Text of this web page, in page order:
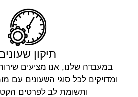
תיקון
במעבדה שלנו, אנו מציעים
ומדויקים לכל סוגי השעונים עם
ותשומת לב לפרטים